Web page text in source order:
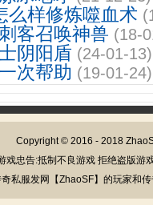
么样修炼噬血术
客召唤神兽 (18-
阴阳盾 (24-01-13)
次帮助 (19-01-24)
Copyright © 2016 - 2018
戏忠告:抵制不良游戏 拒绝盗版游
私服发网【ZhaoSF】的玩家和